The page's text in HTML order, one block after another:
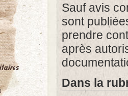
Sauf avis
sont
prendre
après
Dans la